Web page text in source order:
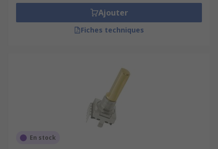
Ajouter
Fiches techniques
En stock